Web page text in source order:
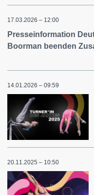
17.03.2026 – 12:00
Presseinformation
Boorman beenden
14.01.2026 – 09:59
20.11.2025 – 10:50